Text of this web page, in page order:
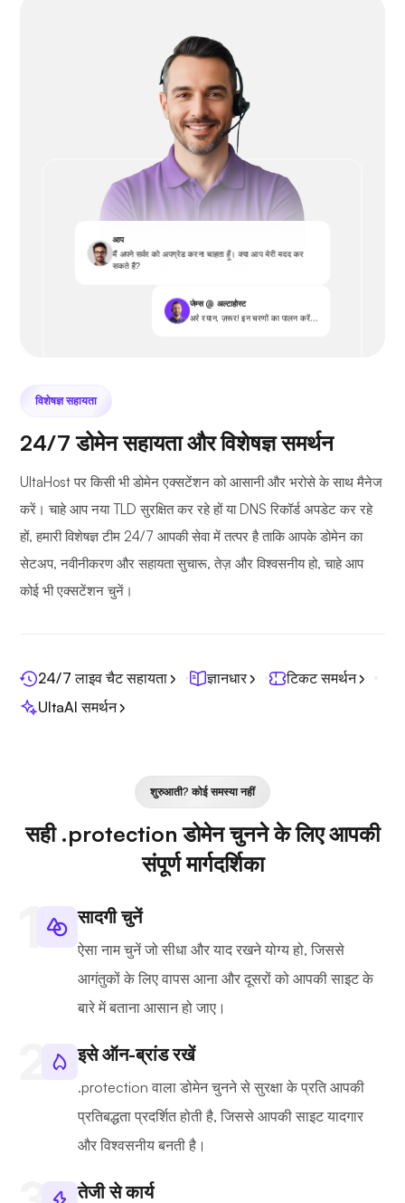
आप
मैं अपने सर्वर को अपग्रेड करना चाहता हूँ। क्या आप मेरी मदद कर
सकते हैं?
जेम्स @ अल्टाहोस्ट
अरे रयान, ज़रूर! इन चरणों का पालन करें...
विशेषज्ञ सहायता
24/7 डोमेन सहायता और विशेषज्ञ समर्थन
UltaHost पर किसी भी डोमेन एक्सटेंशन को आसानी और भरोसे के साथ मैनेज
करें। चाहे आप नया TLD सुरक्षित कर रहे हों या DNS रिकॉर्ड अपडेट कर रहे
हों, हमारी विशेषज्ञ टीम 24/7 आपकी सेवा में तत्पर है ताकि आपके डोमेन का
सेटअप, नवीनीकरण और सहायता सुचारू, तेज़ और विश्वसनीय हो, चाहे आप
कोई भी एक्सटेंशन चुनें।
24/7 लाइव चैट सहायता ज्ञानधार
टिकट समर्थन
UltaAI समर्थन
शुरुआती? कोई समस्या नहीं
सही .protection डोमेन चुनने के लिए आपकी
संपूर्ण मार्गदर्शिका
सादगी चुनें
ऐसा नाम चुनें जो सीधा और याद रखने योग्य हो, जिससे
आगंतुकों के लिए वापस आना और दूसरों को आपकी साइट के
बारे में बताना आसान हो जाए।
इसे ऑन-ब्रांड रखें
.protection वाला डोमेन चुनने से सुरक्षा के प्रति आपकी
प्रतिबद्धता प्रदर्शित होती है, जिससे आपकी साइट यादगार
और विश्वसनीय बनती है।
तेजी से कार्य